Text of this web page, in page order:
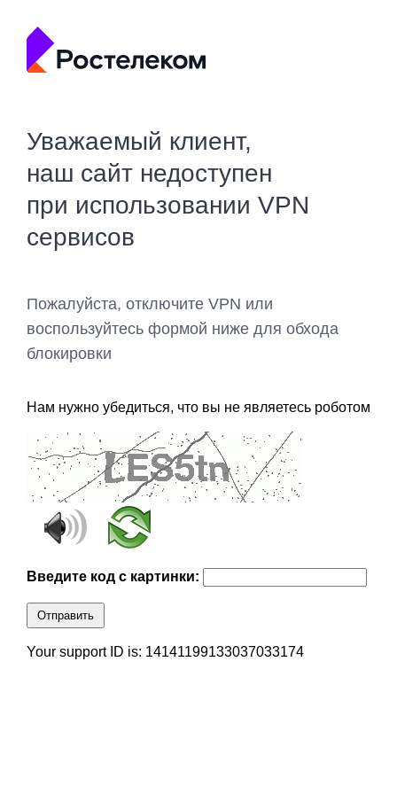
Уважаемый клиент,
наш сайт недоступен
при использовании VPN
сервисов
Пожалуйста, отключите VPN или
воспользуйтесь формой ниже для обхода
блокировки
Нам нужно убедиться, что вы не являетесь роботом
Введите код с картинки:
Отправить
Your support ID is: 14141199133037033174